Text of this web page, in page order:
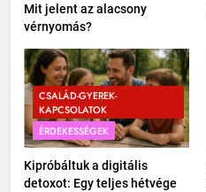
Mit jelent az alacsony
vérnyomás?
CSALÁD-GYEREK-
KAPCSOLATOK
ÉRDEKESSÉGEK
Kipróbáltuk a digitális
detoxot: Egy teljes hétvége